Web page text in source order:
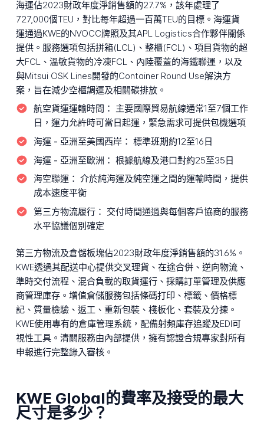
海運佔2023財政年度淨銷售額的27.7%，該年處理了
727,000個TEU，對比每年超過一百萬TEU的目標。海運貨
運通過KWE的NVOCC牌照及其APL Logistics合作夥伴關係
提供。服務選項包括拼箱(LCL)、整櫃(FCL)、項目貨物的超
大FCL、溫敏貨物的冷凍FCL、內陸覆蓋的海鐵聯運，以及
與Mitsui OSK Lines開發的Container Round Use解決方
案，旨在減少空櫃調運及相關碳排放。
航空貨運運輸時間： 主要國際貿易航線通常1至7個工作
日，運力允許時可當日起運，緊急需求可提供包機選項
海運 - 亞洲至美國西岸： 標準班期約12至16日
海運 - 亞洲至歐洲： 根據航線及港口對約25至35日
海空聯運： 介於純海運及純空運之間的運輸時間，提供
成本速度平衡
第三方物流履行： 交付時間通過與每個客戶協商的服務
水平協議個別確定
第三方物流及倉儲板塊佔2023財政年度淨銷售額的31.6%。
KWE透過其配送中心提供交叉理貨、在途合併、逆向物流、
準時交付流程、混合負載的取貨運行、採購訂單管理及供應
商管理庫存。增值倉儲服務包括條碼打印、標籤、價格標
記、質量檢驗、返工、重新包裝、棧板化、套裝及分揀。
KWE使用專有的倉庫管理系統，配備射頻庫存追蹤及EDI可
視性工具。清關服務由內部提供，擁有認證合規專家對所有
申報進行完整錄入審核。
KWE Global的費率及接受的最大
尺寸是多少？